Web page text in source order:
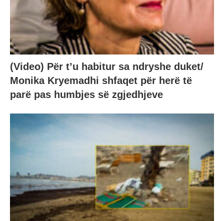
(Video) Për t’u habitur sa ndryshe duket/
Monika Kryemadhi shfaqet për herë të
parë pas humbjes së zgjedhjeve